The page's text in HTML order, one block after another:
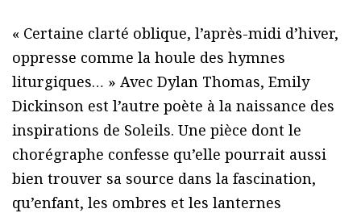
« Certaine clarté oblique, l’après-midi d’hiver,
oppresse comme la houle des hymnes
liturgiques… » Avec Dylan Thomas, Emily
Dickinson est l’autre poète à la naissance des
inspirations de Soleils. Une pièce dont le
chorégraphe confesse qu’elle pourrait aussi
bien trouver sa source dans la fascination,
qu’enfant, les ombres et les lanternes